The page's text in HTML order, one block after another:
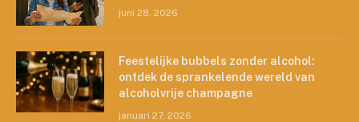
juni 28, 2026
Feestelijke bubbels zonder alcohol:
ontdek de sprankelende wereld van
alcoholvrije champagne
januari 27, 2026